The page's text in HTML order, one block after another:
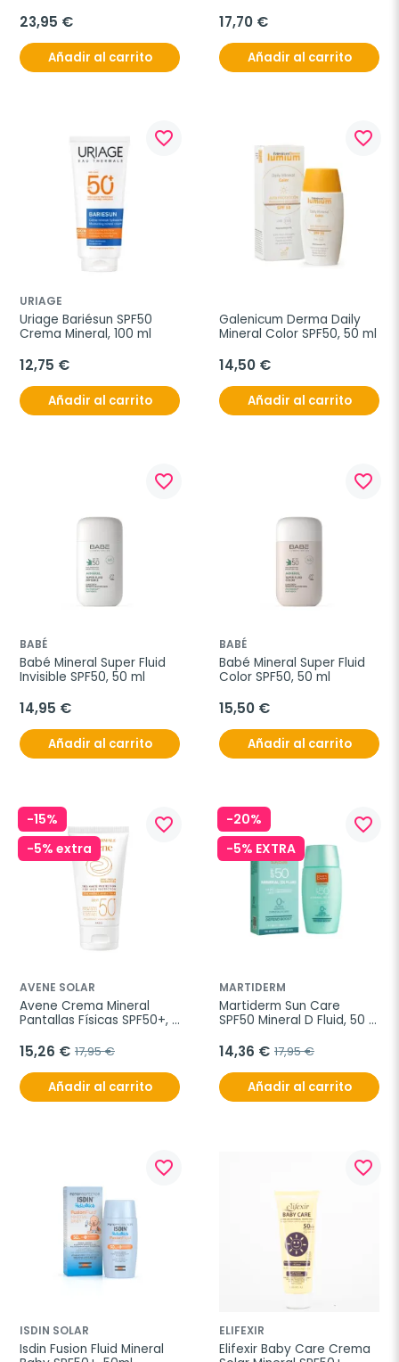
23,95 €
Añadir al carrito
17,70 €
Añadir al carrito
favorite_border
URIAGE
Uriage Bariésun SPF50
Crema Mineral, 100 ml
12,75 €
Añadir al carrito
favorite_border
Galenicum Derma Daily
Mineral Color SPF50, 50 ml
14,50 €
Añadir al carrito
favorite_border
BABÉ
Babé Mineral Super Fluid
Invisible SPF50, 50 ml
14,95 €
Añadir al carrito
favorite_border
BABÉ
Babé Mineral Super Fluid
Color SPF50, 50 ml
15,50 €
Añadir al carrito
-15%
-5% extra
favorite_border
AVENE SOLAR
Avene Crema Mineral
Pantallas Físicas SPF50+,
15,26 € 17,95 €
Añadir al carrito
-20%
-5% EXTRA
favorite_border
MARTIDERM
Martiderm Sun Care
SPF50 Mineral D Fluid, 50
14,36 € 17,95 €
Añadir al carrito
favorite_border
ISDIN SOLAR
Isdin Fusion Fluid Mineral
favorite_border
ELIFEXIR
Elifexir Baby Care Crema